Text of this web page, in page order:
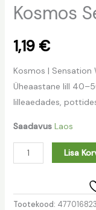
Kosmos
1,19 €
Kosmos | Sensation
Üheaastane lill
lilleaedades,
Saadavus Laos
Lisa
Tootekood: